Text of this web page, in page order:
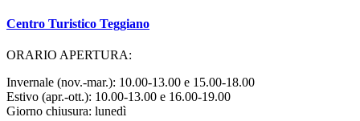
Centro Turistico Teggiano
ORARIO APERTURA:
Invernale (nov.-mar.): 10.00-13.00 e 15.00-18.00
Estivo (apr.-ott.): 10.00-13.00 e 16.00-19.00
Giorno chiusura: lunedì